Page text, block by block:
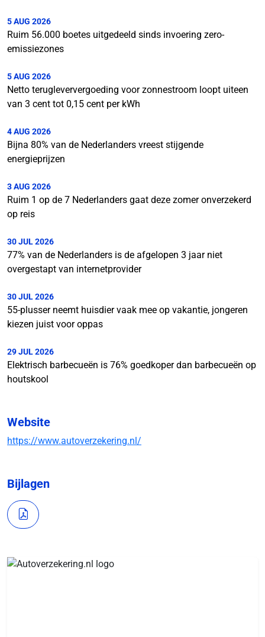
5 AUG 2026
Ruim 56.000 boetes uitgedeeld sinds invoering zero-
emissiezones
5 AUG 2026
Netto terugleververgoeding voor zonnestroom loopt uiteen
van 3 cent tot 0,15 cent per kWh
4 AUG 2026
Bijna 80% van de Nederlanders vreest stijgende
energieprijzen
3 AUG 2026
Ruim 1 op de 7 Nederlanders gaat deze zomer onverzekerd
op reis
30 JUL 2026
77% van de Nederlanders is de afgelopen 3 jaar niet
overgestapt van internetprovider
30 JUL 2026
55-plusser neemt huisdier vaak mee op vakantie, jongeren
kiezen juist voor oppas
29 JUL 2026
Elektrisch barbecueën is 76% goedkoper dan barbecueën op
houtskool
Website
https://www.autoverzekering.nl/
Bijlagen